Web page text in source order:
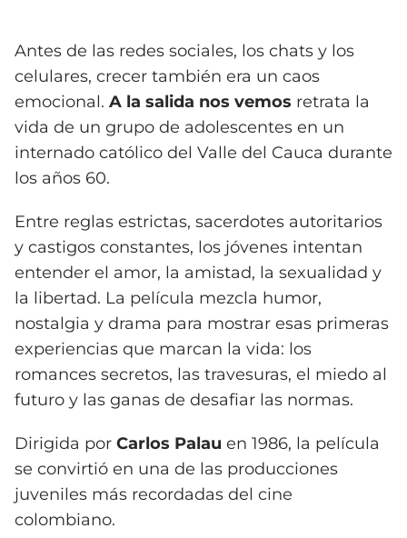
Antes de las redes sociales, los chats y los
celulares, crecer también era un caos
emocional. A la salida nos vemos retrata la
vida de un grupo de adolescentes en un
internado católico del Valle del Cauca durante
los años 60.
Entre reglas estrictas, sacerdotes autoritarios
y castigos constantes, los jóvenes intentan
entender el amor, la amistad, la sexualidad y
la libertad. La película mezcla humor,
nostalgia y drama para mostrar esas primeras
experiencias que marcan la vida: los
romances secretos, las travesuras, el miedo al
futuro y las ganas de desafiar las normas.
Dirigida por Carlos Palau en 1986, la película
se convirtió en una de las producciones
juveniles más recordadas del cine
colombiano.